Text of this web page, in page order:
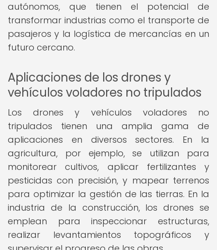
autónomos, que tienen el potencial de
transformar industrias como el transporte de
pasajeros y la logística de mercancías en un
futuro cercano.
Aplicaciones de los drones y
vehículos voladores no tripulados
Los drones y vehículos voladores no
tripulados tienen una amplia gama de
aplicaciones en diversos sectores. En la
agricultura, por ejemplo, se utilizan para
monitorear cultivos, aplicar fertilizantes y
pesticidas con precisión, y mapear terrenos
para optimizar la gestión de las tierras. En la
industria de la construcción, los drones se
emplean para inspeccionar estructuras,
realizar levantamientos topográficos y